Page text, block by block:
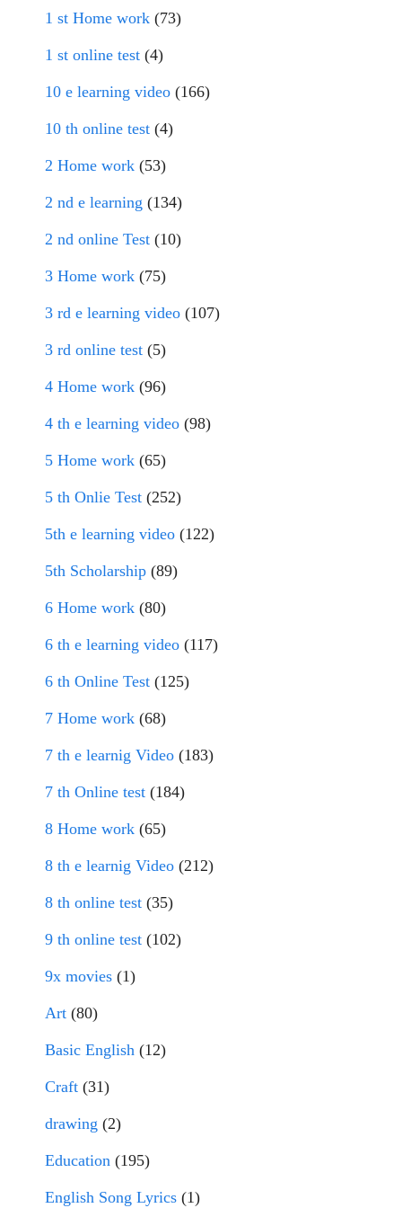
1 st Home work (73)
1 st online test (4)
10 e learning video (166)
10 th online test (4)
2 Home work (53)
2 nd e learning (134)
2 nd online Test (10)
3 Home work (75)
3 rd e learning video (107)
3 rd online test (5)
4 Home work (96)
4 th e learning video (98)
5 Home work (65)
5 th Onlie Test (252)
5th e learning video (122)
5th Scholarship (89)
6 Home work (80)
6 th e learning video (117)
6 th Online Test (125)
7 Home work (68)
7 th e learnig Video (183)
7 th Online test (184)
8 Home work (65)
8 th e learnig Video (212)
8 th online test (35)
9 th online test (102)
9x movies (1)
Art (80)
Basic English (12)
Craft (31)
drawing (2)
Education (195)
English Song Lyrics (1)